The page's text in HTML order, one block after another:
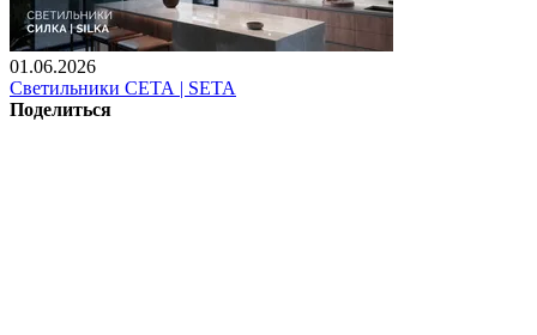
01.06.2026
Светильники СЕТА | SETA
Поделиться